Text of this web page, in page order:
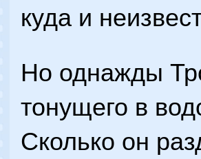
куда и
Но однажды
тонущего в
Сколько он